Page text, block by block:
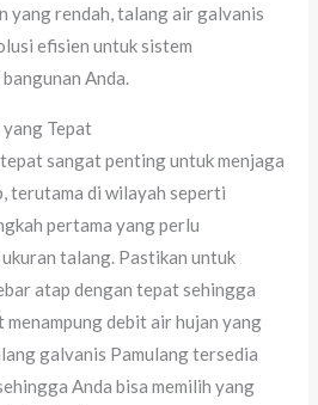
yang rendah, talang air galvanis
efisien untuk sistem
Anda.
Tepat
sangat penting untuk menjaga
terutama di wilayah seperti
pertama yang perlu
talang. Pastikan untuk
atap dengan tepat sehingga
debit air hujan yang
galvanis Pamulang tersedia
Anda bisa memilih yang